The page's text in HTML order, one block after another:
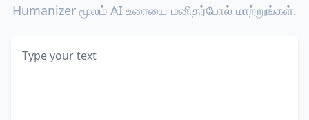
Humanizer மூலம் AI உரையை மனிதர்போல் மாற்றுங்கள்.